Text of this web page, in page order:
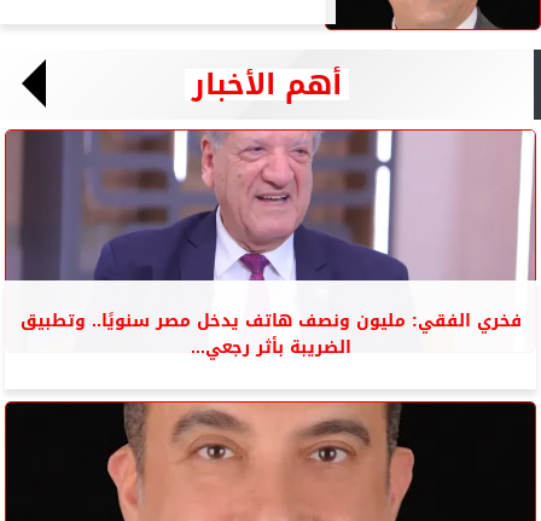
أهم الأخبار
فخري الفقي: مليون ونصف هاتف يدخل مصر سنويًا.. وتطبيق
الضريبة بأثر رجعي...